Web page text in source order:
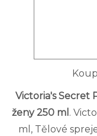
Victoria's Secret
ženy 250 ml .
ml, Tělové